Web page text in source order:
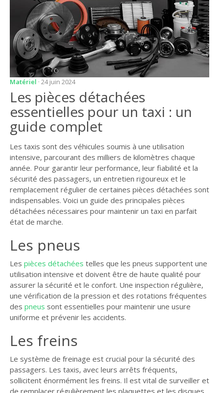
Matériel · 24 juin 2024
Les pièces détachées
essentielles pour un taxi : un
guide complet
Les taxis sont des véhicules soumis à une utilisation
intensive, parcourant des milliers de kilomètres chaque
année. Pour garantir leur performance, leur fiabilité et la
sécurité des passagers, un entretien rigoureux et le
remplacement régulier de certaines pièces détachées sont
indispensables. Voici un guide des principales pièces
détachées nécessaires pour maintenir un taxi en parfait
état de marche.
Les pneus
Les pièces détachées telles que les pneus supportent une
utilisation intensive et doivent être de haute qualité pour
assurer la sécurité et le confort. Une inspection régulière,
une vérification de la pression et des rotations fréquentes
des pneus sont essentielles pour maintenir une usure
uniforme et prévenir les accidents.
Les freins
Le système de freinage est crucial pour la sécurité des
passagers. Les taxis, avec leurs arrêts fréquents,
sollicitent énormément les freins. Il est vital de surveiller et
de remplacer régulièrement les plaquettes et les disques